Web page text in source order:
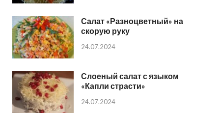
Салат «Разноцветный» на
скорую руку
24.07.2024
Слоеный салат с языком
«Капли страсти»
24.07.2024